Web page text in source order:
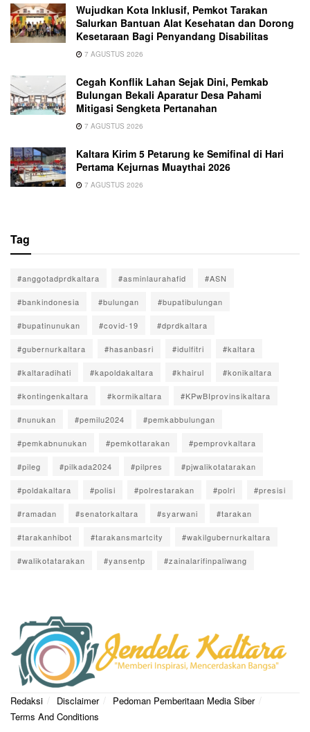
Wujudkan Kota Inklusif, Pemkot Tarakan
Salurkan Bantuan Alat Kesehatan dan Dorong
Kesetaraan Bagi Penyandang Disabilitas
7 AGUSTUS 2026
Cegah Konflik Lahan Sejak Dini, Pemkab
Bulungan Bekali Aparatur Desa Pahami
Mitigasi Sengketa Pertanahan
7 AGUSTUS 2026
Kaltara Kirim 5 Petarung ke Semifinal di Hari
Pertama Kejurnas Muaythai 2026
7 AGUSTUS 2026
Tag
#anggotadprdkaltara #asminlaurahafid #ASN
#bankindonesia #bulungan #bupatibulungan
#bupatinunukan #covid-19 #dprdkaltara
#gubernurkaltara #hasanbasri #idulfitri #kaltara
#kaltaradihati #kapoldakaltara #khairul #konikaltara
#kontingenkaltara #kormikaltara #KPwBIprovinsikaltara
#nunukan #pemilu2024 #pemkabbulungan
#pemkabnunukan #pemkottarakan #pemprovkaltara
#pileg #pilkada2024 #pilpres #pjwalikotatarakan
#poldakaltara #polisi #polrestarakan #polri #presisi
#ramadan #senatorkaltara #syarwani #tarakan
#tarakanhibot #tarakansmartcity #wakilgubernurkaltara
#walikotatarakan #yansentp #zainalarifinpaliwang
Redaksi Disclaimer
Pedoman Pemberitaan Media Siber
Terms And Conditions